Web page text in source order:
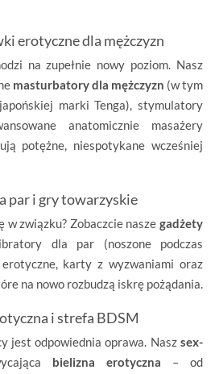
erotyczne dla mężczyzn
na zupełnie nowy poziom. Nasz
masturbatory dla mężczyzn (w tym
marki Tenga), stymulatory
anatomicznie masażery
potężne, niespotykane wcześniej
par i gry towarzyskie
w związku? Zobaczcie nasze gadżety
dla par (noszone podczas
karty z wyzwaniami oraz
na nowo rozbudzą iskrę pożądania.
i strefa BDSM
jest odpowiednia oprawa. Nasz sex-
bielizna erotyczna – od